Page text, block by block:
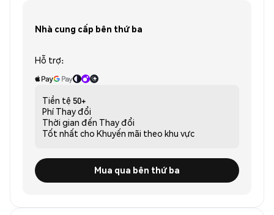
Nhà cung cấp bên thứ ba
Hỗ trợ:
Tiền tệ 50+
Phí Thay đổi
Thời gian đến Thay đổi
Tốt nhất cho Khuyến mãi theo khu vực
Mua qua bên thứ ba